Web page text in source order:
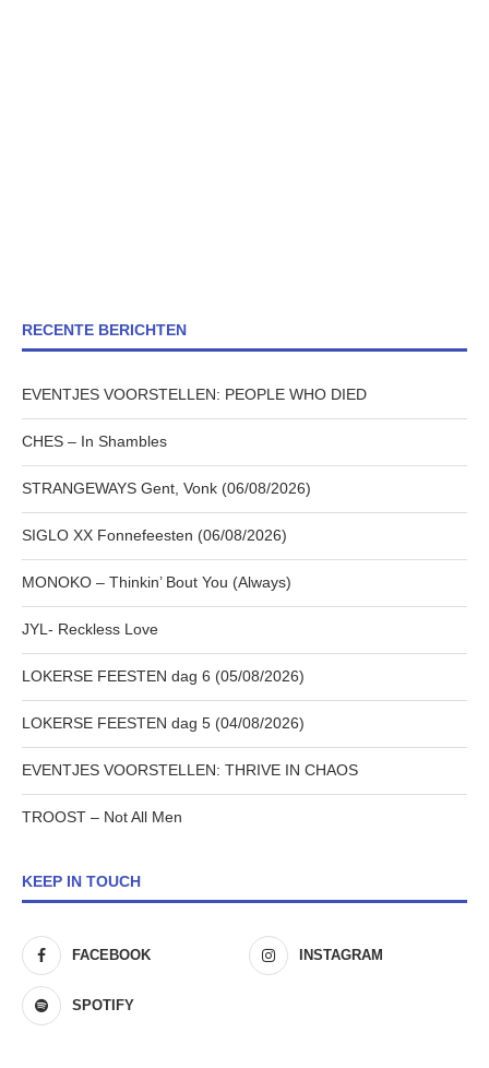
RECENTE BERICHTEN
EVENTJES VOORSTELLEN: PEOPLE WHO DIED
CHES – In Shambles
STRANGEWAYS Gent, Vonk (06/08/2026)
SIGLO XX Fonnefeesten (06/08/2026)
MONOKO – Thinkin’ Bout You (Always)
JYL- Reckless Love
LOKERSE FEESTEN dag 6 (05/08/2026)
LOKERSE FEESTEN dag 5 (04/08/2026)
EVENTJES VOORSTELLEN: THRIVE IN CHAOS
TROOST – Not All Men
KEEP IN TOUCH
FACEBOOK INSTAGRAM
SPOTIFY